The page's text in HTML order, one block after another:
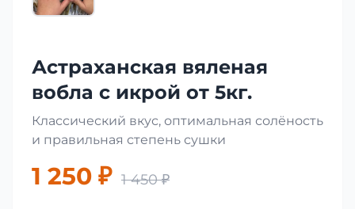
Астраханская вяленая
вобла с икрой от 5кг.
Классический вкус, оптимальная солёность
и правильная степень сушки
1 250 ₽ 1 450 ₽